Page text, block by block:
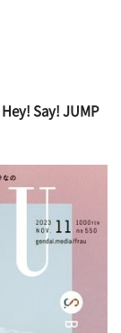
Say! JUMP